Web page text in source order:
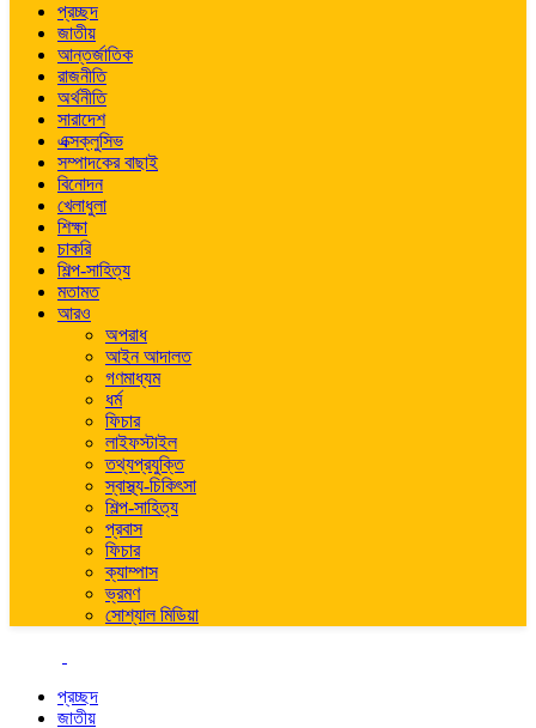
প্রচ্ছদ
জাতীয়
আন্তর্জাতিক
রাজনীতি
অর্থনীতি
সারাদেশ
এক্সক্লুসিভ
সম্পাদকের বাছাই
বিনোদন
খেলাধুলা
শিক্ষা
চাকরি
শিল্প-সাহিত্য
মতামত
আরও
অপরাধ
আইন আদালত
গণমাধ্যম
ধর্ম
ফিচার
লাইফস্টাইল
তথ্যপ্রযুক্তি
স্বাস্থ্য-চিকিৎসা
শিল্প-সাহিত্য
প্রবাস
ফিচার
ক্যাম্পাস
ভ্রমণ
সোশ্যাল মিডিয়া
প্রচ্ছদ
জাতীয়